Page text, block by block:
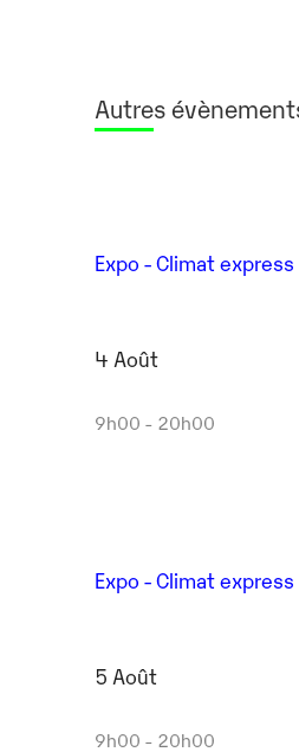
Autres
Expo - Climat express
4 Août
9h00 - 20h00
Expo - Climat express
5 Août
9h00 - 20h00